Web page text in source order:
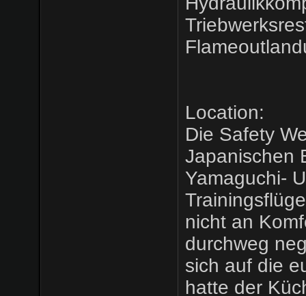
Location:
Die Safety
Japanischen
Yamaguchi-
nicht an
durchweg
sich auf die
hatte der